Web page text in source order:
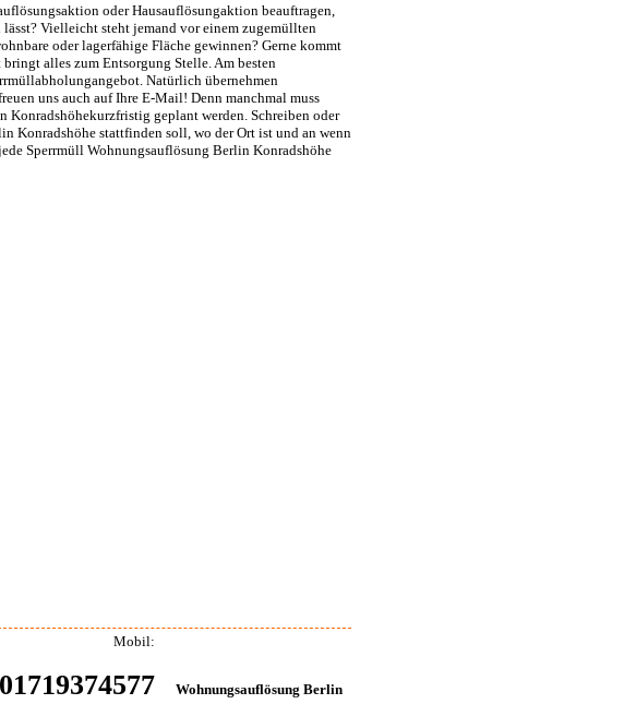
oder Hausauflösungaktion beauftragen,
Vielleicht steht jemand vor einem zugemüllten
oder lagerfähige Fläche gewinnen? Gerne kommt
alles zum Entsorgung Stelle. Am besten
Natürlich übernehmen
uns auch auf Ihre E-Mail! Denn manchmal muss
geplant werden. Schreiben oder
Konradshöhe stattfinden soll, wo der Ort ist und an wenn
Sperrmüll Wohnungsauflösung Berlin Konradshöhe
Mobil:
01719374577 Wohnungsauflösung Berlin